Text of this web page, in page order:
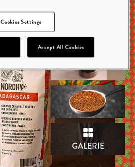
GALERIE
Cookies Settings
Accept All Cookies